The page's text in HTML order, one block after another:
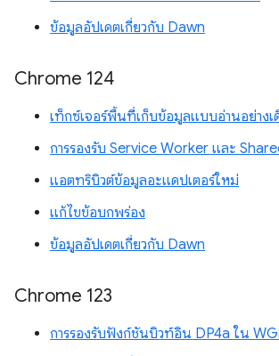
ข้อมูลอัปเดตเกี่ยวกับ Dawn
Chrome 124
เท็กซ์เจอร์พื้นที่เก็บข้อมูลแบบอ่านอย่างเ
การรองรับ Service Worker และ
แอตทริบิวต์ข้อมูลอะแดปเตอร์ใหม่
แก้ไขข้อบกพร่อง
ข้อมูลอัปเดตเกี่ยวกับ Dawn
Chrome 123
การรองรับฟังก์ชันบิวท์อิน DP4a ใน